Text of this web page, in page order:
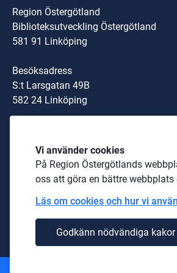
Vi använder cookies
På Region Östergötlands
oss att göra en bättre
Läs om cookies och hur vi
Godkänn nödvändiga kakor
Region Östergötland
Biblioteksutveckling Östergötland
581 91 Linköping
Besöksadress
S:t Larsgatan 49B
582 24 Linköping
232100-0040
Telefon: 010-103 00 00 (växel)